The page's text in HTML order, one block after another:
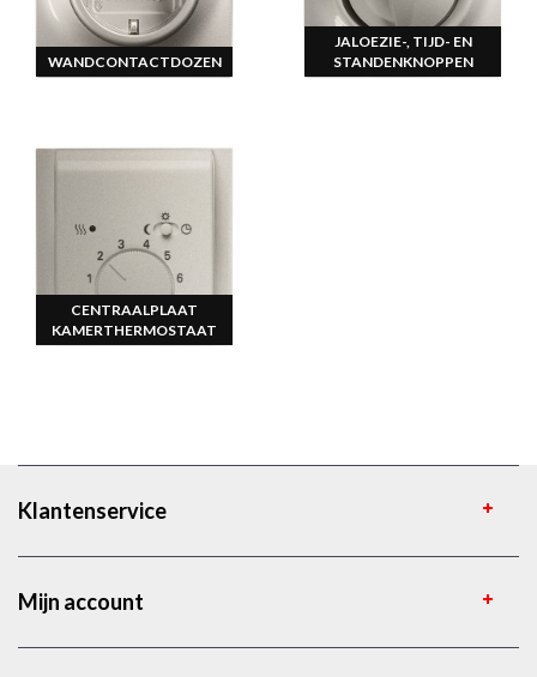
WANDCONTACTDOZEN
JALOEZIE-, TIJD- EN
STANDENKNOPPEN
CENTRAALPLAAT
KAMERTHERMOSTAAT
Klantenservice
Mijn account